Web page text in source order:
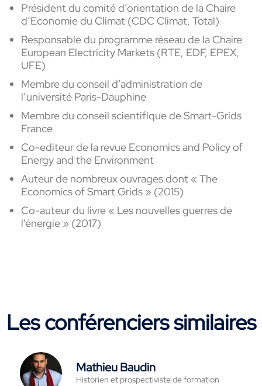
Président du comité d’orientation de la Chaire
d’Economie du Climat (CDC Climat, Total)
Responsable du programme réseau de la Chaire
European Electricity Markets (RTE, EDF, EPEX,
UFE)
Membre du conseil d’administration de
l’université Paris-Dauphine
Membre du conseil scientifique de Smart-Grids
France
Co-editeur de la revue Economics and Policy of
Energy and the Environment
Auteur de nombreux ouvrages dont « The
Economics of Smart Grids » (2015)
Co-auteur du livre « Les nouvelles guerres de
l'énergie » (2017)
Les conférenciers similaires
Mathieu Baudin
Historien et prospectiviste de formation